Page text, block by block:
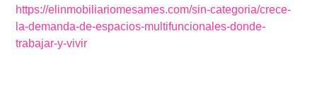
https://elinmobiliariomesames.com/sin-categoria/crece-
la-demanda-de-espacios-multifuncionales-donde-
trabajar-y-vivir